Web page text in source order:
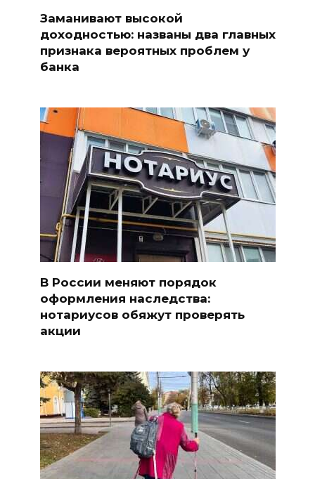
Заманивают высокой
доходностью: названы два главных
признака вероятных проблем у
банка
В России меняют порядок
оформления наследства:
нотариусов обяжут проверять
акции